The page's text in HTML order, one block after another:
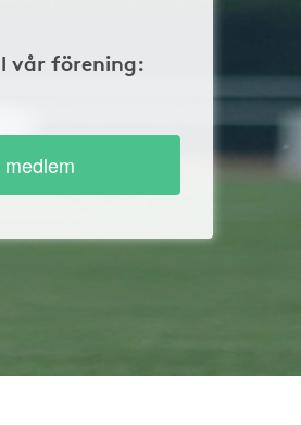
förening: